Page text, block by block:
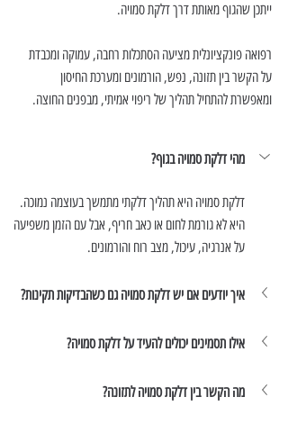
ייתכן שהגוף מאותת דרך דלקת סמויה.
רפואה פונקציונלית מציעה הסתכלות רחבה, עמוקה ומכבדת
על הקשר בין תזונה, נפש, הורמונים ומערכת החיסון
ומאפשרת להתחיל תהליך של ריפוי אמיתי, מבפנים החוצה.
מהי דלקת סמויה בגוף?
דלקת סמויה היא תהליך דלקתי מתמשך בעוצמה נמוכה.
היא לא גורמת לחום או כאב חריף, אבל עם הזמן משפיעה
על אנרגיה, עיכול, מצב רוח והורמונים.
איך יודעים אם יש דלקת סמויה גם כשהבדיקות תקינות?
אילו תסמינים יכולים להעיד על דלקת סמויה?
מה הקשר בין דלקת סמויה לתזונה?